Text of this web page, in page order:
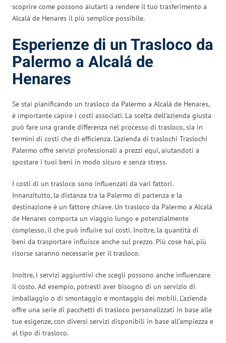
scoprire come possono aiutarti a rendere il tuo trasferimento a
Alcalá de Henares il più semplice possibile.
Esperienze di un Trasloco da
Palermo a Alcalá de
Henares
Se stai pianificando un trasloco da Palermo a Alcalá de Henares,
è importante capire i costi associati. La scelta dell’azienda giusta
può fare una grande differenza nel processo di trasloco, sia in
termini di costi che di efficienza. L’azienda di traslochi Traslochi
Palermo offre servizi professionali a prezzi equi, aiutandoti a
spostare i tuoi beni in modo sicuro e senza stress.
I costi di un trasloco sono influenzati da vari fattori.
Innanzitutto, la distanza tra la Palermo di partenza e la
destinazione è un fattore chiave. Un trasloco da Palermo a Alcalá
de Henares comporta un viaggio lungo e potenzialmente
complesso, il che può influire sui costi. Inoltre, la quantità di
beni da trasportare influisce anche sul prezzo. Più cose hai, più
risorse saranno necessarie per il trasloco.
Inoltre, i servizi aggiuntivi che scegli possono anche influenzare
il costo. Ad esempio, potresti aver bisogno di un servizio di
imballaggio o di smontaggio e montaggio dei mobili. L’azienda
offre una serie di pacchetti di trasloco personalizzati in base alle
tue esigenze, con diversi servizi disponibili in base all’ampiezza e
al tipo di trasloco.